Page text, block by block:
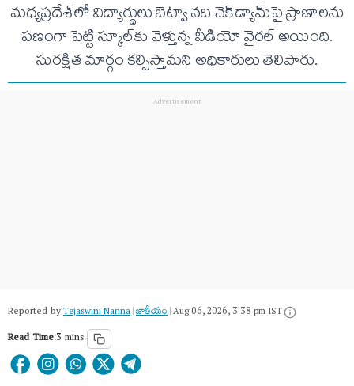
మధ్యప్రదేశ్‌లో విద్యార్థులు బెట్వా నది చెక్‌డ్యామ్‌పై ప్రాణాలను
పణంగా పెట్టి స్కూల్‌కు వెళ్తున్న వీడియో వైరల్ అయింది.
సురక్షిత మార్గం కల్పిస్తామని అధికారులు తెలిపారు.
Reported by:Tejaswini Nanna|జాతీయం|Aug 06, 2026, 3:38 pm IST
Read Time:3 mins